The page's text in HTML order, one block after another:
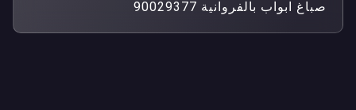
صباغ ابواب بالفروانية 90029377